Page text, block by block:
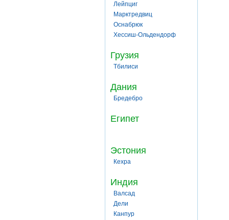
Лейпциг
Марктредвиц
Оснабрюк
Хессиш-Ольдендорф
Грузия
Тбилиси
Дания
Бредебро
Египет
Эстония
Кехра
Индия
Валсад
Дели
Канпур